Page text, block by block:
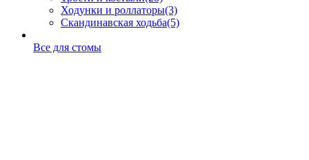
Ходунки и роллаторы(3)
Скандинавская ходьба(5)
Все для стомы